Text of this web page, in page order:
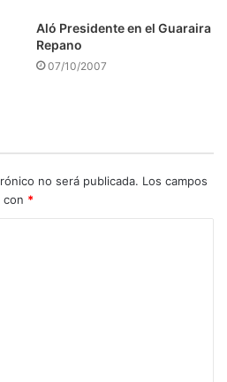
Aló Presidente en el Guaraira
Repano
07/10/2007
no será publicada. Los campos
con *